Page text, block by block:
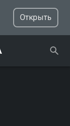
Открыть